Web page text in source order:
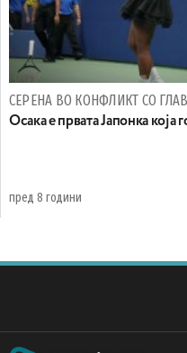
СЕРЕНА ВО КОНФЛИКТ СО
Осака е првата Јапонка која
пред 8 години